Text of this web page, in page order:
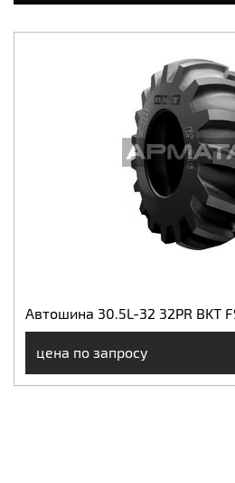
Автошина 30.5L-32 32PR BKT
цена по запросу